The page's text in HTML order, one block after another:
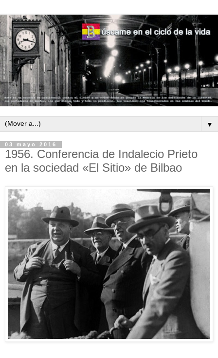
▼
03 mayo 2016
1956. Conferencia de Indalecio Prieto
en la sociedad «El Sitio» de Bilbao